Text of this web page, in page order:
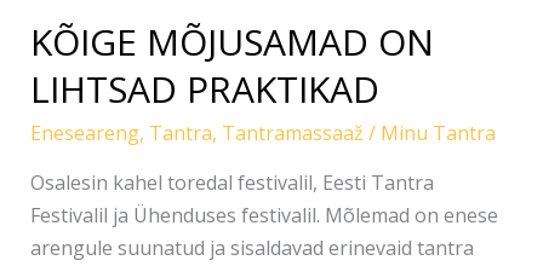
KÕIGE MÕJUSAMAD ON
LIHTSAD PRAKTIKAD
Eneseareng, Tantra, Tantramassaaž / Minu Tantra
Osalesin kahel toredal festivalil, Eesti Tantra
Festivalil ja Ühenduses festivalil. Mõlemad on enese
arengule suunatud ja sisaldavad erinevaid tantra